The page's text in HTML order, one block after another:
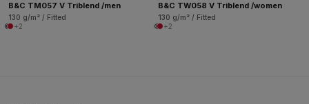
B&C TM057 V Triblend /men
130 g/m² / Fitted
+2
B&C TW058 V Triblend /women
130 g/m² / Fitted
+2